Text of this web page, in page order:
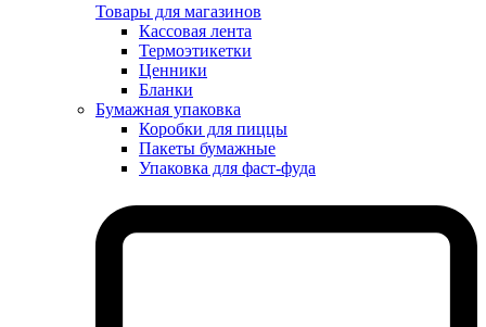
Товары для магазинов
Кассовая лента
Термоэтикетки
Ценники
Бланки
Бумажная упаковка
Коробки для пиццы
Пакеты бумажные
Упаковка для фаст-фуда